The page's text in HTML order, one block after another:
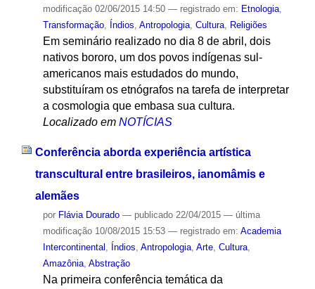
modificação02/06/2015 14:50 — registrado em: Etnologia,
Transformação, Índios, Antropologia, Cultura, Religiões
Em seminário realizado no dia 8 de abril, dois
nativos bororo, um dos povos indígenas sul-
americanos mais estudados do mundo,
substituíram os etnógrafos na tarefa de interpretar
a cosmologia que embasa sua cultura.
Localizado em NOTÍCIAS
Conferência aborda experiência artística
transcultural entre brasileiros, ianomâmis e
alemães
por Flávia Dourado — publicado22/04/2015 — última
modificação10/08/2015 15:53 — registrado em: Academia
Intercontinental , Índios, Antropologia, Arte, Cultura,
Amazônia, Abstração
Na primeira conferência temática da